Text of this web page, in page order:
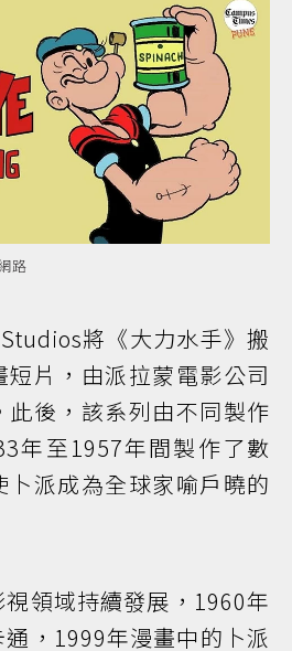
路
將《大力水手》搬
短片，由派拉蒙電影公司
後，該系列由不同製作
年至1957年間製作了數
派成為全球家喻戶曉的
視領域持續發展，1960年
，1999年漫畫中的卜派